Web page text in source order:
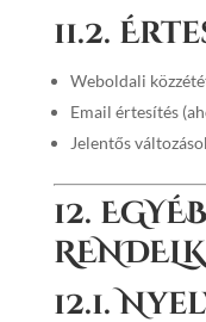
11.2.
Weboldali
Email értesítés
Jelentős
12. EGYÉB
12.1.